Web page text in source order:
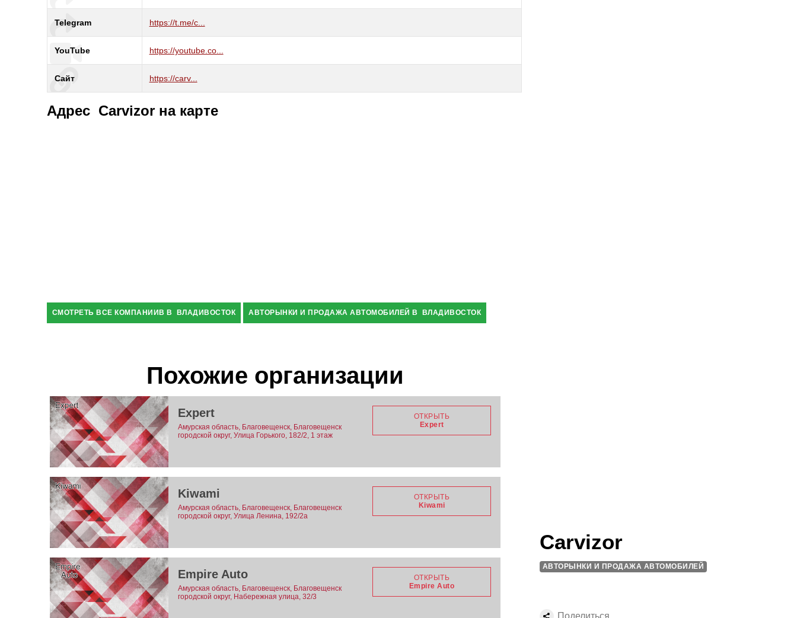
Telegram https://t.me/c...
YouTube https://youtube.co...
Сайт https://carv...
Адрес Carvizor на карте
СМОТРЕТЬ ВСЕ КОМПАНИИВ В ВЛАДИВОСТОК АВТОРЫНКИ И ПРОДАЖА АВТОМОБИЛЕЙ В ВЛАДИВОСТОК
Похожие организации
Expert
Амурская область, Благовещенск, Благовещенск
городской округ, Улица Горького, 182/2, 1 этаж
ОТКРЫТЬ
Expert
Kiwami
Амурская область, Благовещенск, Благовещенск
городской округ, Улица Ленина, 192/2а
ОТКРЫТЬ
Kiwami
Empire Auto
Амурская область, Благовещенск, Благовещенск
городской округ, Набережная улица, 32/3
ОТКРЫТЬ
Empire Auto
Carvizor
АВТОРЫНКИ И ПРОДАЖА АВТОМОБИЛЕЙ